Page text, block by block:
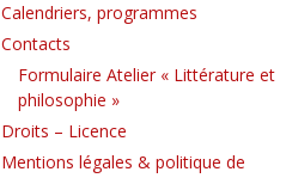
Calendriers, programmes
Contacts
Formulaire Atelier « Littérature et
philosophie »
Droits – Licence
Mentions légales & politique de